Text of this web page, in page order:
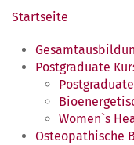
Startseite
Postgraduate
Women`s
Osteopathische